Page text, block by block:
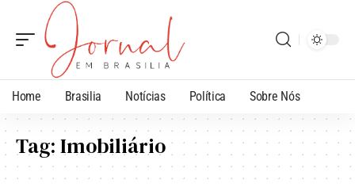
Home Brasilia Notícias Política Sobre Nós
Tag:Imobiliário